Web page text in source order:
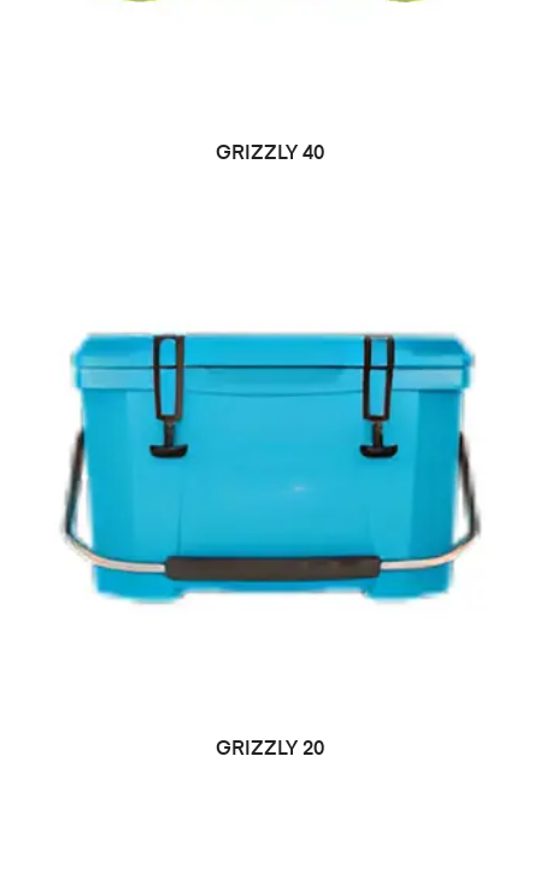
LEER MÁS
GRIZZLY 40
LEER MÁS
GRIZZLY 20